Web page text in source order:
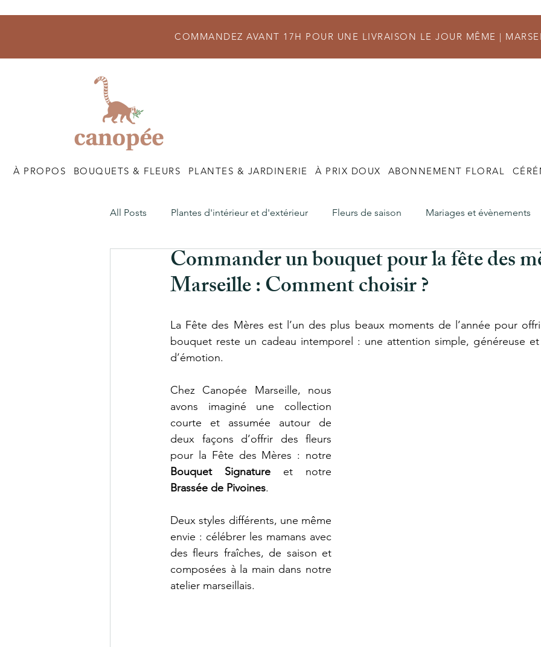
COMMANDEZ AVANT 17H POUR UNE LIVRAISON LE JOUR MÊME |
À PROPOS BOUQUETS & FLEURS PLANTES & JARDINERIE À PRIX DOUX ABONNEMENT FLORAL
All Posts Plantes d'intérieur et d'extérieur Fleurs de saison Mariages et évènements
Nos Boutiques Nos Ateliers Commande et Livraison Fleuriste
Commander un bouquet pour la fête des
Marseille : Comment choisir ?
La Fête des Mères est l’un des plus beaux moments de l’année pour
bouquet reste un cadeau intemporel : une attention simple, généreuse
d’émotion.
Chez Canopée Marseille, nous
avons imaginé une collection
courte et assumée autour de
deux façons d’offrir des fleurs
Bouquet Signature
Brassée de Pivoines.
Deux styles différents, une même
envie : célébrer les mamans avec
des fleurs fraîches, de saison et
composées à la main dans notre
atelier marseillais.